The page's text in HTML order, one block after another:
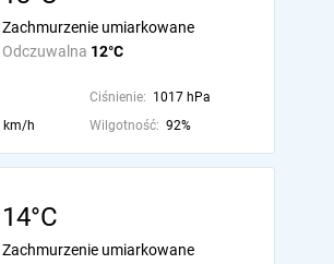
Odczuwalna 12°C
Zachmurzenie umiarkowane
Ciśnienie: 1017 hPa
km/h Wilgotność: 92%
14°C
Zachmurzenie umiarkowane